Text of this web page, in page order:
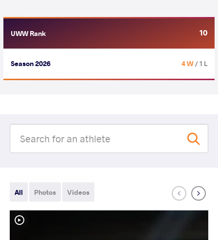
UWW Rank 10
Season 2026 4 W/ 1 L
All Photos Videos